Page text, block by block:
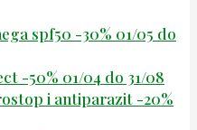
spf50 -30% 01/05 do
-50% 01/04 do 31/08
i antiparazit -20%